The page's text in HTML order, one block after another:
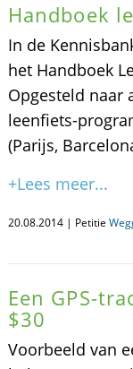
Handboek
In de
het Handboek
Opgesteld naar
leenfiets-
(Parijs,
+Lees meer...
20.08.2014 | Petitie
Een GPS-
$30
Voorbeeld van